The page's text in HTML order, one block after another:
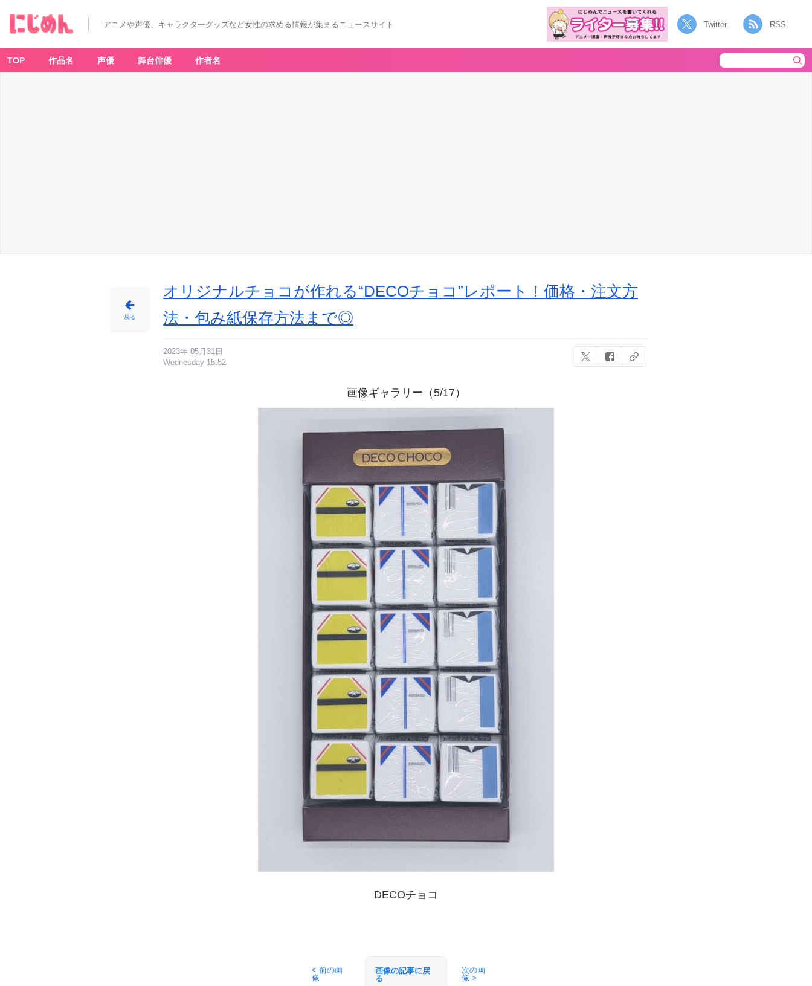
コ
ア
ニ
メ
アニメや声優、キャラクターグッズなど女性の求める情報が集まるニュースサイト Twitter RSS
TOP 作品名 声優 舞台俳優 作者名
戻る
オリジナルチョコが作れる“DECOチョコ”レポート！価格・注文方
法・包み紙保存方法まで◎
2023年 05月31日
Wednesday 15:52
画像ギャラリー（5/17）
DECOチョコ
< 前の画
像
画像の記事に戻
る
次の画
像 >